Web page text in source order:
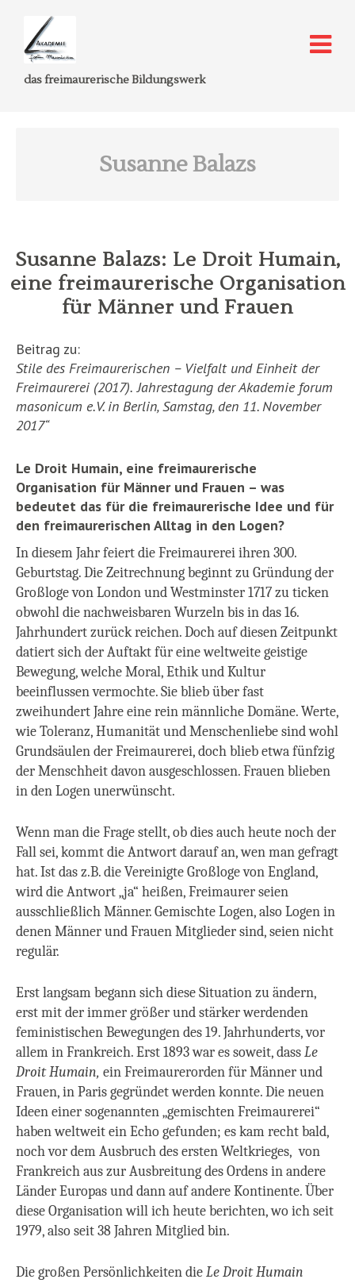
das freimaurerische Bildungswerk
Susanne Balazs
Susanne Balazs: Le Droit Humain,
eine freimaurerische Organisation
für Männer und Frauen
Beitrag zu:
Stile des Freimaurerischen – Vielfalt und Einheit der
Freimaurerei (2017). Jahrestagung der Akademie forum
masonicum e.V. in Berlin, Samstag, den 11. November
2017“
Le Droit Humain, eine freimaurerische
Organisation für Männer und Frauen – was
bedeutet das für die freimaurerische Idee und für
den freimaurerischen Alltag in den Logen?
In diesem Jahr feiert die Freimaurerei ihren 300.
Geburtstag. Die Zeitrechnung beginnt zu Gründung der
Großloge von London und Westminster 1717 zu ticken
obwohl die nachweisbaren Wurzeln bis in das 16.
Jahrhundert zurück reichen. Doch auf diesen Zeitpunkt
datiert sich der Auftakt für eine weltweite geistige
Bewegung, welche Moral, Ethik und Kultur
beeinflussen vermochte. Sie blieb über fast
zweihundert Jahre eine rein männliche Domäne. Werte,
wie Toleranz, Humanität und Menschenliebe sind wohl
Grundsäulen der Freimaurerei, doch blieb etwa fünfzig
der Menschheit davon ausgeschlossen. Frauen blieben
in den Logen unerwünscht.
Wenn man die Frage stellt, ob dies auch heute noch der
Fall sei, kommt die Antwort darauf an, wen man gefragt
hat. Ist das z.B. die Vereinigte Großloge von England,
wird die Antwort „ja“ heißen, Freimaurer seien
ausschließlich Männer. Gemischte Logen, also Logen in
denen Männer und Frauen Mitglieder sind, seien nicht
regulär.
Erst langsam begann sich diese Situation zu ändern,
erst mit der immer größer und stärker werdenden
feministischen Bewegungen des 19. Jahrhunderts, vor
allem in Frankreich. Erst 1893 war es soweit, dassLe
Droit Humain, ein Freimaurerorden für Männer und
Frauen, in Paris gegründet werden konnte. Die neuen
Ideen einer sogenannten „gemischten Freimaurerei“
haben weltweit ein Echo gefunden; es kam recht bald,
noch vor dem Ausbruch des ersten Weltkrieges, von
Frankreich aus zur Ausbreitung des Ordens in andere
Länder Europas und dann auf andere Kontinente. Über
diese Organisation will ich heute berichten, wo ich seit
1979, also seit 38 Jahren Mitglied bin.
Die großen Persönlichkeiten dieLe Droit Humain